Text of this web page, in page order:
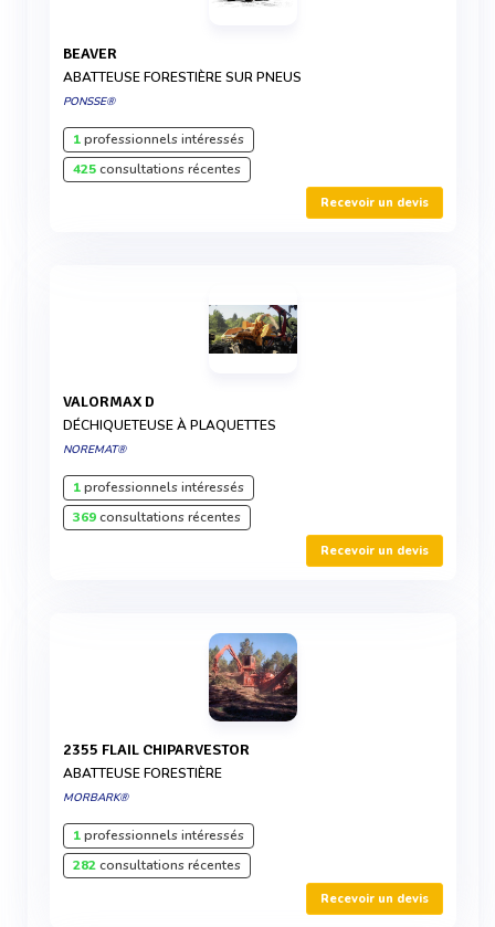
BEAVER
ABATTEUSE FORESTIÈRE SUR PNEUS
PONSSE®
1professionnels intéressés
425consultations récentes
Recevoir un devis
VALORMAX D
DÉCHIQUETEUSE À PLAQUETTES
NOREMAT®
1professionnels intéressés
369consultations récentes
Recevoir un devis
2355 FLAIL CHIPARVESTOR
ABATTEUSE FORESTIÈRE
MORBARK®
1professionnels intéressés
282consultations récentes
Recevoir un devis